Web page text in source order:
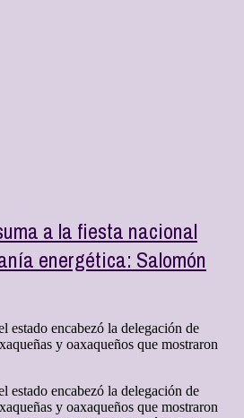
a la fiesta nacional
energética: Salomón
estado encabezó la delegación de
y oaxaqueños que mostraron
estado encabezó la delegación de
y oaxaqueños que mostraron